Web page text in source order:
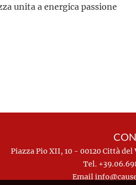
unita a energica passione
Piazza Pio XII, 10 - 00120 Città del
Tel.
Email